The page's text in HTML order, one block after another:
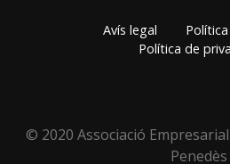
Avís legal
Política de
© 2020 Associació
Penedès